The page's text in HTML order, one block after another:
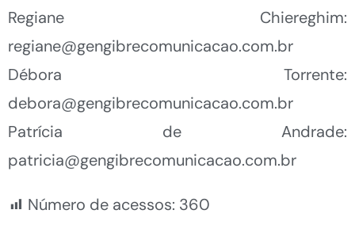
Regiane Chiereghim:
regiane@gengibrecomunicacao.com.br
Débora Torrente:
debora@gengibrecomunicacao.com.br
Patrícia de Andrade:
patricia@gengibrecomunicacao.com.br
Número de acessos: 360